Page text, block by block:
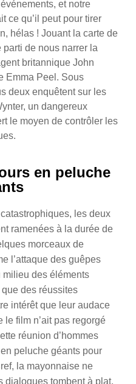
et notre
ce qu’il peut pour tirer
hélas ! Jouant la carte de
parti de nous narrer la
britannique John
Emma Peel. Sous
deux enquêtent sur les
un dangereux
le moyen de contrôler les
en peluche
les deux
ramenées à la durée de
morceaux de
l’attaque des guêpes
milieu des éléments
des réussites
intérêt que leur audace
film n’ait pas regorgé
réunion d’hommes
peluche géants pour
la mayonnaise ne
dialogues tombent à plat,